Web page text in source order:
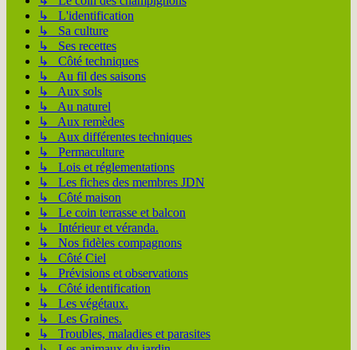
↳ L'identification
↳ Sa culture
↳ Ses recettes
↳ Côté techniques
↳ Au fil des saisons
↳ Aux sols
↳ Au naturel
↳ Aux remèdes
↳ Aux différentes techniques
↳ Permaculture
↳ Lois et réglementations
↳ Les fiches des membres JDN
↳ Côté maison
↳ Le coin terrasse et balcon
↳ Intérieur et véranda.
↳ Nos fidèles compagnons
↳ Côté Ciel
↳ Prévisions et observations
↳ Côté identification
↳ Les végétaux.
↳ Les Graines.
↳ Troubles, maladies et parasites